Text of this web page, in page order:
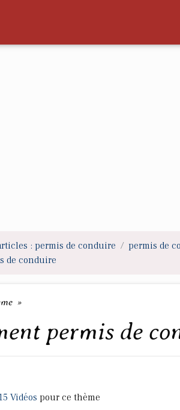
: permis de conduire
permis de
de conduire
»
permis de
Vidéos pour ce thème